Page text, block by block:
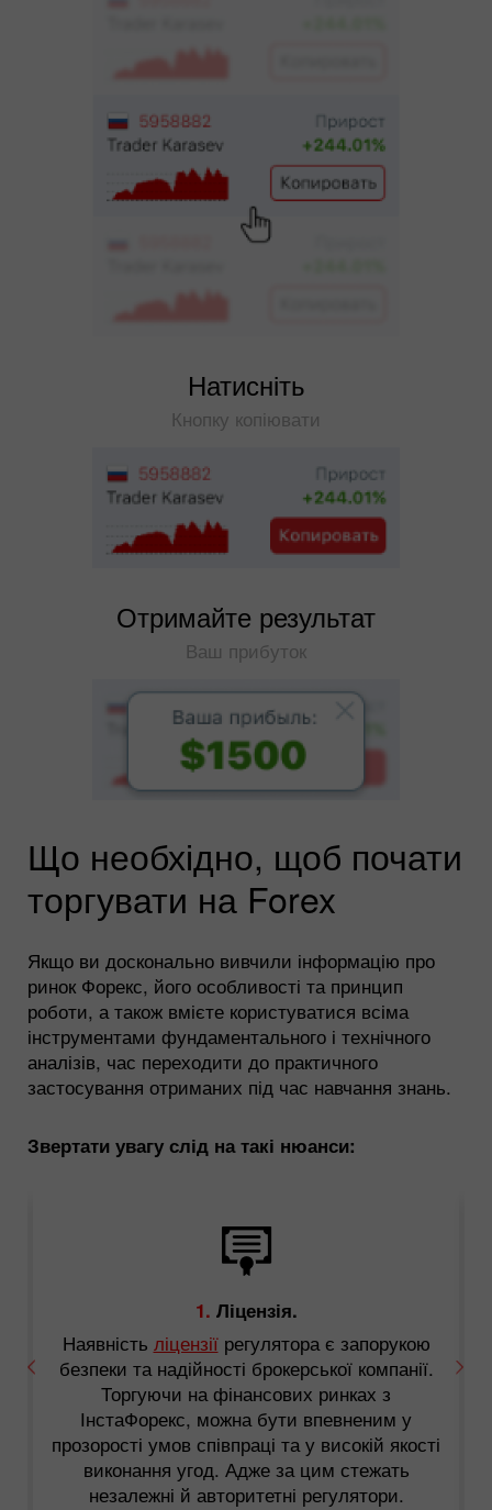
Натисніть
Кнопку копіювати
Отримайте результат
Ваш прибуток
Що необхідно, щоб почати
торгувати на Forex
Якщо ви досконально вивчили інформацію про
ринок Форекс, його особливості та принцип
роботи, а також вмієте користуватися всіма
інструментами фундаментального і технічного
аналізів, час переходити до практичного
застосування отриманих під час навчання знань.
Звертати увагу слід на такі нюанси:
1. Ліцензія.
Наявність ліцензіїрегулятора є запорукою
безпеки та надійності брокерської компанії.
Торгуючи на фінансових ринках з
ІнстаФорекс, можна бути впевненим у
прозорості умов співпраці та у високій якості
виконання угод. Адже за цим стежать
незалежні й авторитетні регулятори.